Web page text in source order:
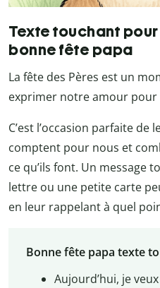
Texte touchant
bonne fête papa
La fête des Pères est un
exprimer notre amour pour
C’est l’occasion parfaite de
comptent pour nous et
ce qu’ils font. Un message
lettre ou une petite carte
en leur rappelant à quel
Bonne fête papa texte
Aujourd’hui, je